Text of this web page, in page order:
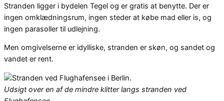
Stranden ligger i bydelen Tegel og er gratis at benytte. Der er
ingen omklædningsrum, ingen steder at købe mad eller is, og
ingen parasoller til udlejning.
Men omgivelserne er idylliske, stranden er skøn, og sandet og
vandet er rent.
Udsigt over en af de mindre klitter langs stranden ved